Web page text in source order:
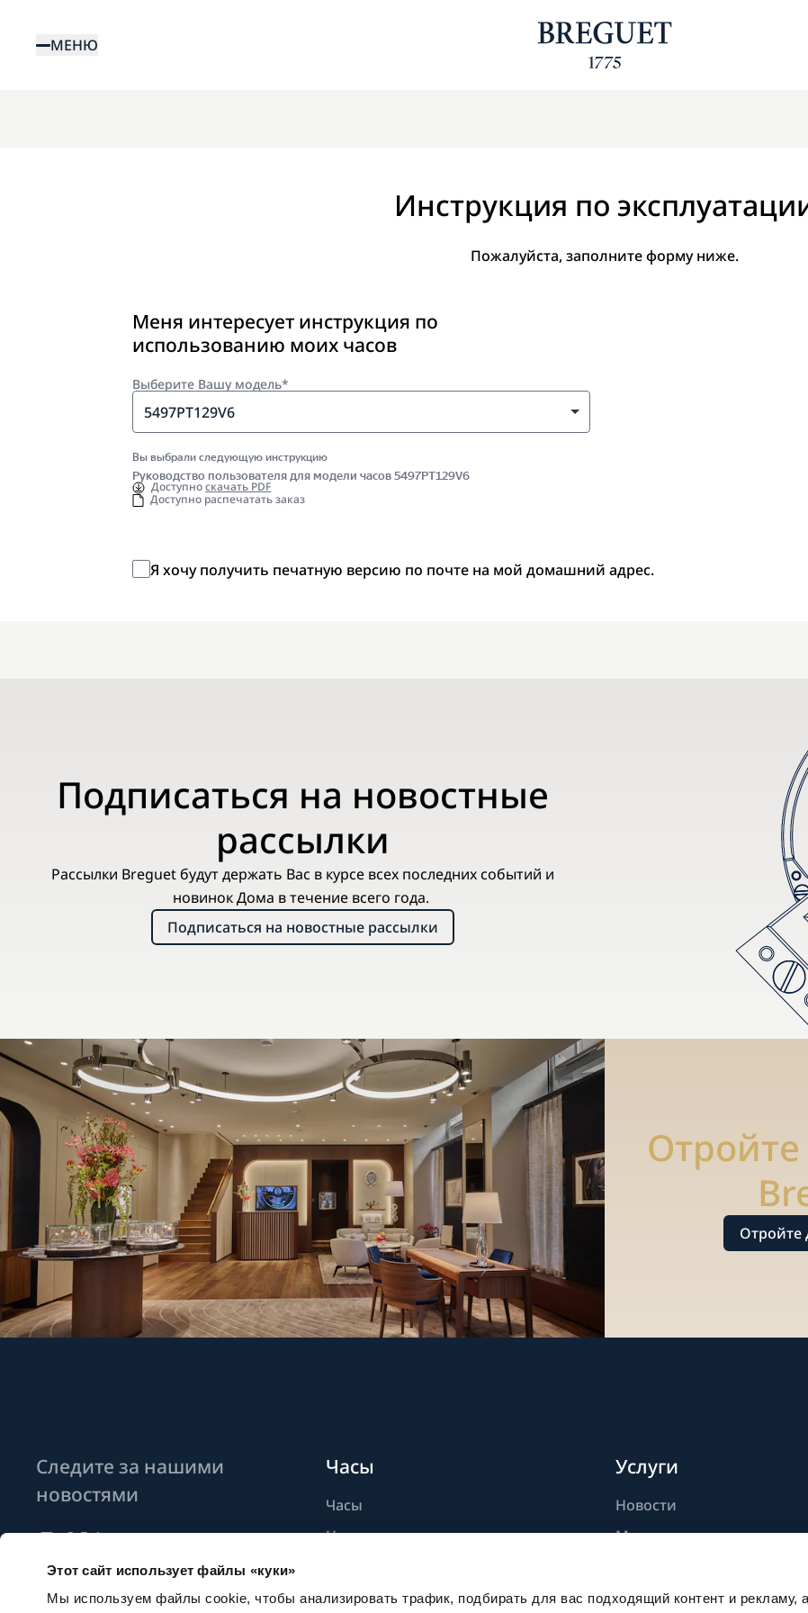
Этот сайт использует файлы «куки»
Мы используем файлы cookie, чтобы анализировать трафик, подбирать для вас подходящий контент и рекламу, а
основномуМЕНЮ
Инструкция по
Пожалуйста, заполните форму ниже.
Меня интересует инструкция по
использованию моих часов
Выберите Вашу модель*
5497PT129V6
Вы выбрали следующую инструкцию
Руководство пользователя для модели часов 5497PT129V6
Доступноскачать PDF
Доступно распечатать заказ
Я хочу получить печатную версию по почте на мой домашний адрес.
Подписаться на новостные
рассылки
Рассылки Breguet будут держать Вас в курсе всех последних событий и
новинок Дома в течение всего года.
Подписаться на новостные рассылки
Отройте
Следите за нашими
новостями
Подписаться на новостные
рассылки
Часы
Часы
Новые модели
Услуги
Новости
Мастерство
Устойчивое развитие